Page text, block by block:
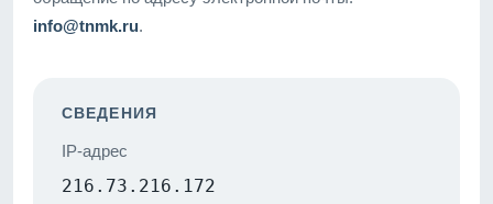
info@tnmk.ru.
СВЕДЕНИЯ
IP-адрес
216.73.216.172